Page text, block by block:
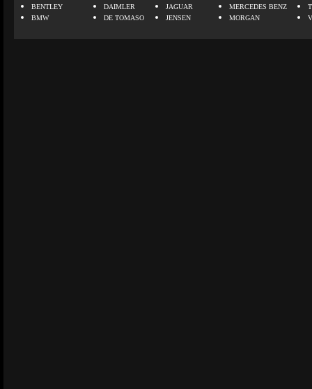
BENTLEY
BMW
DAIMLER
DE TOMASO
JAGUAR
JENSEN
MERCEDES BENZ
MORGAN